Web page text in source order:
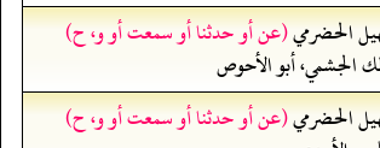
الحضرمي(عن أو حدثنا أو سمعت أو و، ح)
الجشمي، أبو الأحوص
الحضرمي(عن أو حدثنا أو سمعت أو و، ح)